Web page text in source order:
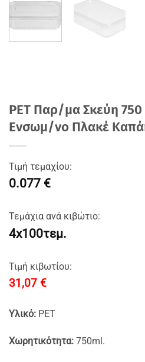
PET Παρ/μα Σκεύη
Ενσωμ/νο Πλακέ
Τιμή τεμαχίου:
0.077 €
Τεμάχια ανά κιβώτιο:
4x100τεμ.
Τιμή κιβωτίου:
31,07 €
Υλικό: PET
Χωρητικότητα: 750ml.